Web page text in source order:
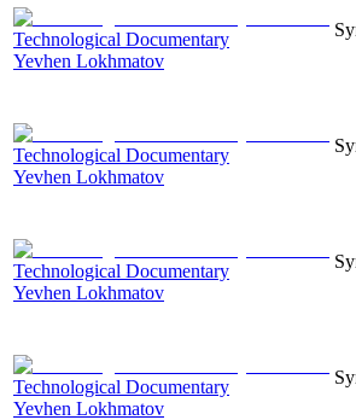
Technological Documentary
Yevhen Lokhmatov
Technological Documentary
Yevhen Lokhmatov
Technological Documentary
Yevhen Lokhmatov
Technological Documentary
Yevhen Lokhmatov